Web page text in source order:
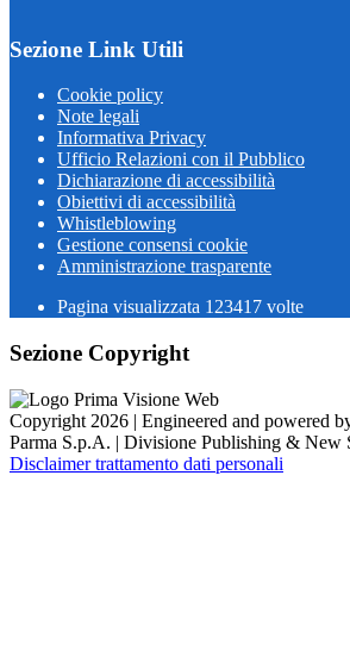
Sezione Link Utili
Cookie policy
Note legali
Informativa Privacy
Ufficio Relazioni con il Pubblico
Dichiarazione di accessibilità
Obiettivi di accessibilità
Whistleblowing
Gestione consensi cookie
Amministrazione trasparente
Pagina visualizzata 123417 volte
Sezione Copyright
Copyright 2026 | Engineered and powered
Parma S.p.A. | Divisione Publishing & New
Disclaimer trattamento dati personali